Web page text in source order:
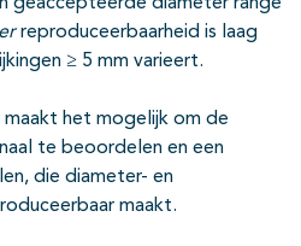
reproduceerbaarheid is laag
≥ 5 mm varieert.
het mogelijk om de
te beoordelen en een
die diameter- en
maakt.